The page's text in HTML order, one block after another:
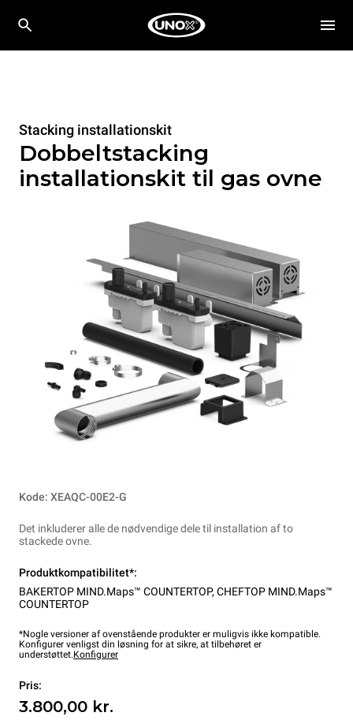
Stacking installationskit
Dobbeltstacking
installationskit til gas ovne
Kode: XEAQC-00E2-G
Det inkluderer alle de nødvendige dele til installation af to
stackede ovne.
Produktkompatibilitet*:
BAKERTOP MIND.Maps™ COUNTERTOP, CHEFTOP MIND.Maps™
COUNTERTOP
*Nogle versioner af ovenstående produkter er muligvis ikke kompatible.
Konfigurer venligst din løsning for at sikre, at tilbehøret er
understøttet.Konfigurer
Pris:
3.800,00 kr.